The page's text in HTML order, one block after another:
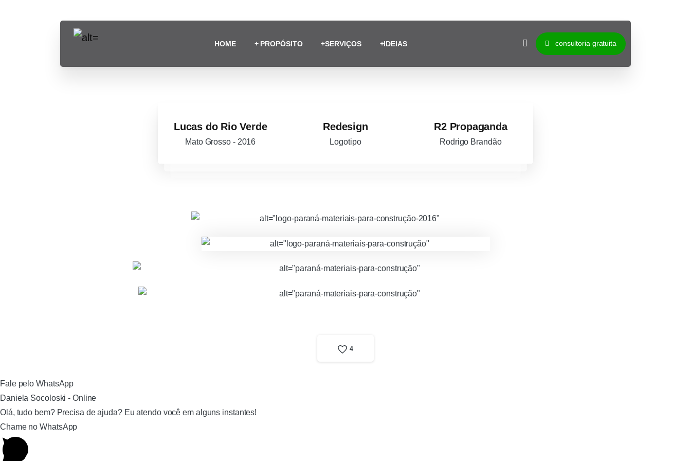
HOME + PROPÓSITO +SERVIÇOS +IDEIAS consultoria gratuita
Lucas do Rio Verde
Mato Grosso - 2016
Redesign
Logotipo
R2 Propaganda
Rodrigo Brandão
4
Fale pelo WhatsApp
Daniela Socoloski - Online
Olá, tudo bem? Precisa de ajuda? Eu atendo você em alguns instantes!
Chame no WhatsApp